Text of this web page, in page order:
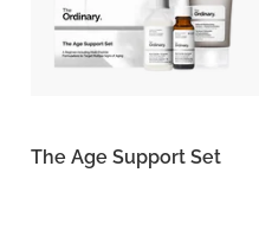
The Age Support Set